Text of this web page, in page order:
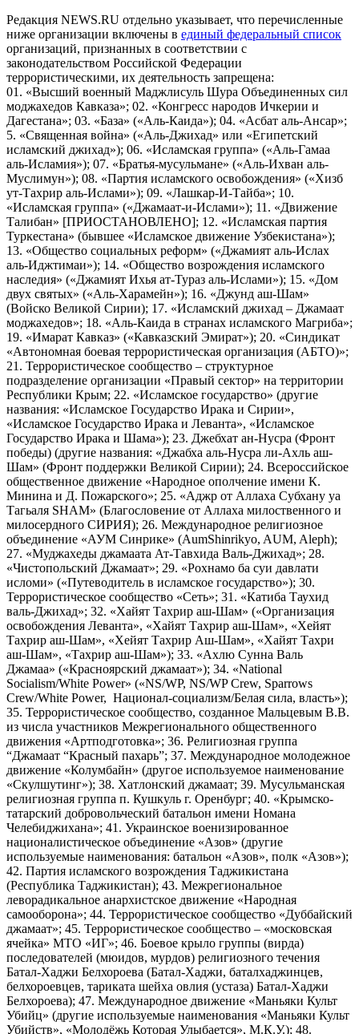
Редакция NEWS.RU отдельно указывает, что перечисленные
ниже организации включены в единый федеральный список
организаций, признанных в соответствии с
законодательством Российской Федерации
террористическими, их деятельность запрещена:
01. «Высший военный Маджлисуль Шура Объединенных сил
моджахедов Кавказа»; 02. «Конгресс народов Ичкерии и
Дагестана»; 03. «База» («Аль-Каида»); 04. «Асбат аль-Ансар»;
5. «Священная война» («Аль-Джихад» или «Египетский
исламский джихад»); 06. «Исламская группа» («Аль-Гамаа
аль-Исламия»); 07. «Братья-мусульмане» («Аль-Ихван аль-
Муслимун»); 08. «Партия исламского освобождения» («Хизб
ут-Тахрир аль-Ислами»); 09. «Лашкар-И-Тайба»; 10.
«Исламская группа» («Джамаат-и-Ислами»); 11. «Движение
Талибан» [ПРИОСТАНОВЛЕНО]; 12. «Исламская партия
Туркестана» (бывшее «Исламское движение Узбекистана»);
13. «Общество социальных реформ» («Джамият аль-Ислах
аль-Иджтимаи»); 14. «Общество возрождения исламского
наследия» («Джамият Ихья ат-Тураз аль-Ислами»); 15. «Дом
двух святых» («Аль-Харамейн»); 16. «Джунд аш-Шам»
(Войско Великой Сирии); 17. «Исламский джихад – Джамаат
моджахедов»; 18. «Аль-Каида в странах исламского Магриба»;
19. «Имарат Кавказ» («Кавказский Эмират»); 20. «Синдикат
«Автономная боевая террористическая организация (АБТО)»;
21. Террористическое сообщество – структурное
подразделение организации «Правый сектор» на территории
Республики Крым; 22. «Исламское государство» (другие
названия: «Исламское Государство Ирака и Сирии»,
«Исламское Государство Ирака и Леванта», «Исламское
Государство Ирака и Шама»); 23. Джебхат ан-Нусра (Фронт
победы) (другие названия: «Джабха аль-Нусра ли-Ахль аш-
Шам» (Фронт поддержки Великой Сирии); 24. Всероссийское
общественное движение «Народное ополчение имени К.
Минина и Д. Пожарского»; 25. «Аджр от Аллаха Субхану уа
Тагьаля SHAM» (Благословение от Аллаха милоственного и
милосердного СИРИЯ); 26. Международное религиозное
объединение «АУМ Синрике» (AumShinrikyo, AUM, Aleph);
27. «Муджахеды джамаата Ат-Тавхида Валь-Джихад»; 28.
«Чистопольский Джамаат»; 29. «Рохнамо ба суи давлати
исломи» («Путеводитель в исламское государство»); 30.
Террористическое сообщество «Сеть»; 31. «Катиба Таухид
валь-Джихад»; 32. «Хайят Тахрир аш-Шам» («Организация
освобождения Леванта», «Хайят Тахрир аш-Шам», «Хейят
Тахрир аш-Шам», «Хейят Тахрир Аш-Шам», «Хайят Тахри
аш-Шам», «Тахрир аш-Шам»); 33. «Ахлю Сунна Валь
Джамаа» («Красноярский джамаат»); 34. «National
Socialism/White Power» («NS/WP, NS/WP Crew, Sparrows
Crew/White Power, Национал-социализм/Белая сила, власть»);
35. Террористическое сообщество, созданное Мальцевым В.В.
из числа участников Межрегионального общественного
движения «Артподготовка»; 36. Религиозная группа
“Джамаат “Красный пахарь”; 37. Международное молодежное
движение «Колумбайн» (другое используемое наименование
«Скулшутинг»); 38. Хатлонский джамаат; 39. Мусульманская
религиозная группа п. Кушкуль г. Оренбург; 40. «Крымско-
татарский добровольческий батальон имени Номана
Челебиджихана»; 41. Украинское военизированное
националистическое объединение «Азов» (другие
используемые наименования: батальон «Азов», полк «Азов»);
42. Партия исламского возрождения Таджикистана
(Республика Таджикистан); 43. Межрегиональное
леворадикальное анархистское движение «Народная
самооборона»; 44. Террористическое сообщество «Дуббайский
джамаат»; 45. Террористическое сообщество – «московская
ячейка» МТО «ИГ»; 46. Боевое крыло группы (вирда)
последователей (мюидов, мурдов) религиозного течения
Батал-Хаджи Белхороева (Батал-Хаджи, баталхаджинцев,
белхороевцев, тариката шейха овлия (устаза) Батал-Хаджи
Белхороева); 47. Международное движение «Маньяки Культ
Убийц» (другие используемые наименования «Маньяки Культ
Убийств», «Молодёжь Которая Улыбается», М.К.У.); 48.